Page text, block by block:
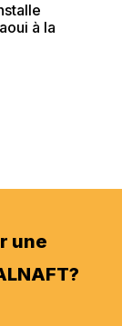
à la
une